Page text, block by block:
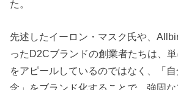
た。
先述したイーロン・マスク氏や、
ったD2Cブランドの創業者たちは、
をアピールしているのではなく、「